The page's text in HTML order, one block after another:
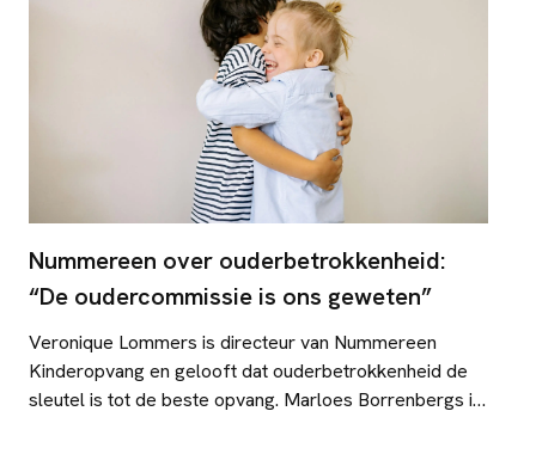
Nummereen over ouderbetrokkenheid:
“De oudercommissie is ons geweten”
Veronique Lommers is directeur van Nummereen
Kinderopvang en gelooft dat ouderbetrokkenheid de
sleutel is tot de beste opvang. Marloes Borrenbergs is